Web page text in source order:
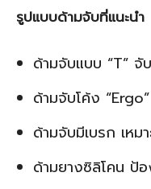
รูปแบบด้ามจับที่แนะนำ
ด้ามจับแบบ “T” จั
ด้ามจับโค้ง
ด้ามจับมีเบรก เห
ด้ามยางซิลิโคน ป้